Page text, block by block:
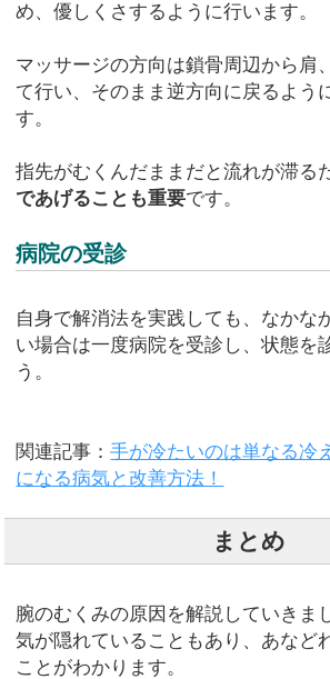
め、優しくさするように行います。
マッサージの方向は鎖骨周辺から肩
て行い、そのまま逆方向に戻るよう
す。
指先がむくんだままだと流れが滞る
であげることも重要です。
病院の受診
自身で解消法を実践しても、なかな
い場合は一度病院を受診し、状態を
う。
関連記事：手が冷たいのは単なる冷
になる病気と改善方法！
まとめ
腕のむくみの原因を解説していきま
気が隠れていることもあり、あなど
ことがわかります。